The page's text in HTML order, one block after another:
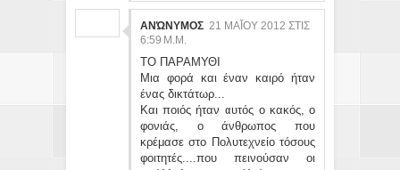
ΑΝΏΝΥΜΟΣ 21 ΜΑΪ́ΟΥ 2012 ΣΤΙΣ 6:
59 Μ.Μ.
TO ΠΑΡΑΜΥΘΙ
Μια φορά και έναν καιρό ήταν
ένας δικτάτωρ...
Και ποιός ήταν αυτός ο κακός, ο
φονιάς, ο άνθρωπος που
κρέμασε στο Πολυτεχνείο τόσους
φοιτητές....που πεινούσαν οι